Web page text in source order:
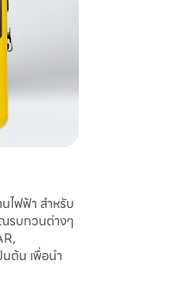
ไฟฟ้า สำหรับ
รบกวนต่างๆ
ต้น เพื่อนำ